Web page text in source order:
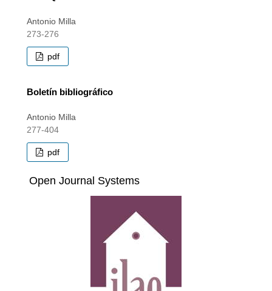
Antonio Milla
273-276
pdf
Boletín bibliográfico
Antonio Milla
277-404
pdf
Open Journal Systems